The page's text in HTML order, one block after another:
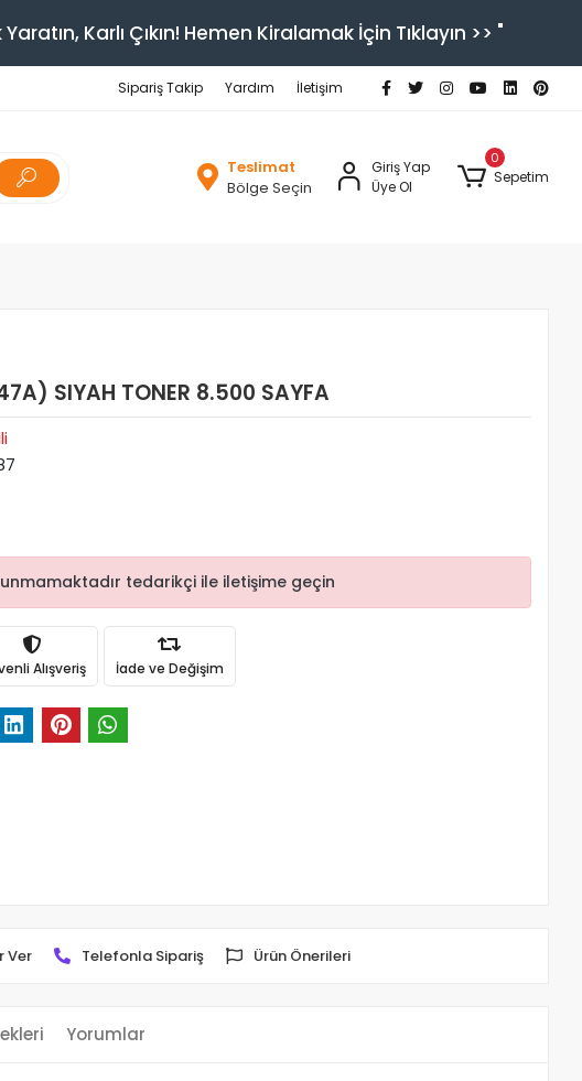
Karlı Çıkın! Hemen Kiralamak İçin Tıklayın >> "
Sipariş Takip Yardım İletişim
Teslimat
Bölge Seçin
Giriş Yap
Üye Ol
0
Sepetim
SIYAH TONER 8.500 SAYFA
tedarikçi ile iletişime geçin
Alışveriş İade ve Değişim
Ver Telefonla Sipariş Ürün Önerileri
Yorumlar